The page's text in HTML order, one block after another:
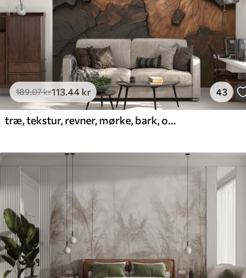
189.07kr113.44 kr 43
træ, tekstur, revner, mørke, bark, overflade